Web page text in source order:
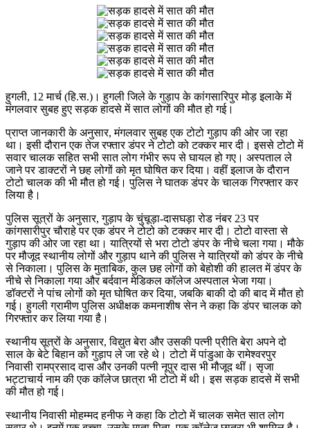
हुगली, 12 मार्च (हि.स.)। हुगली जिले के गुड़ाप के कांगसारिपुर मोड़ इलाके में
मंगलवार सुबह हुए सड़क हादसे में सात लोगों की मौत हो गई।
प्राप्त जानकारी के अनुसार, मंगलवार सुबह एक टोटो गुड़ाप की ओर जा रहा
था। इसी दौरान एक तेज रफ्तार डंपर ने टोटो को टक्कर मार दी। इससे टोटो में
सवार चालक सहित सभी सात लोग गंभीर रूप से घायल हो गए। अस्पताल ले
जाने पर डाक्टरों ने छह लोगों को मृत घोषित कर दिया। वहीं इलाज के दौरान
टोटो चालक की भी मौत हो गई। पुलिस ने घातक डंपर के चालक गिरफ्तार कर
लिया है।
पुलिस सूत्रों के अनुसार, गुड़ाप के चुंचूड़ा-दासघड़ा रोड नंबर 23 पर
कांगसारीपुर चौराहे पर एक डंपर ने टोटो को टक्कर मार दी। टोटो वास्ता से
गुड़ाप की ओर जा रहा था। यात्रियों से भरा टोटो डंपर के नीचे चला गया। मौके
पर मौजूद स्थानीय लोगों और गुड़ाप थाने की पुलिस ने यात्रियों को डंपर के नीचे
से निकाला। पुलिस के मुताबिक, कुल छह लोगों को बेहोशी की हालत में डंपर के
नीचे से निकाला गया और बर्दवान मेडिकल कॉलेज अस्पताल भेजा गया।
डॉक्टरों ने पांच लोगों को मृत घोषित कर दिया, जबकि बाकी दो की बाद में मौत हो
गई। हुगली ग्रामीण पुलिस अधीक्षक कमनाशीष सेन ने कहा कि डंपर चालक को
गिरफ्तार कर लिया गया है।
स्थानीय सूत्रों के अनुसार, विद्युत बेरा और उसकी पत्नी प्रीति बेरा अपने दो
साल के बेटे बिहान को गुड़ाप ले जा रहे थे। टोटो में पांडुआ के रामेश्वरपुर
निवासी रामप्रसाद दास और उनकी पत्नी नूपुर दास भी मौजूद थीं। सृजा
भट्टाचार्य नाम की एक कॉलेज छात्रा भी टोटो में थी। इस सड़क हादसे में सभी
की मौत हो गई।
स्थानीय निवासी मोहम्मद हनीफ ने कहा कि टोटो में चालक समेत सात लोग